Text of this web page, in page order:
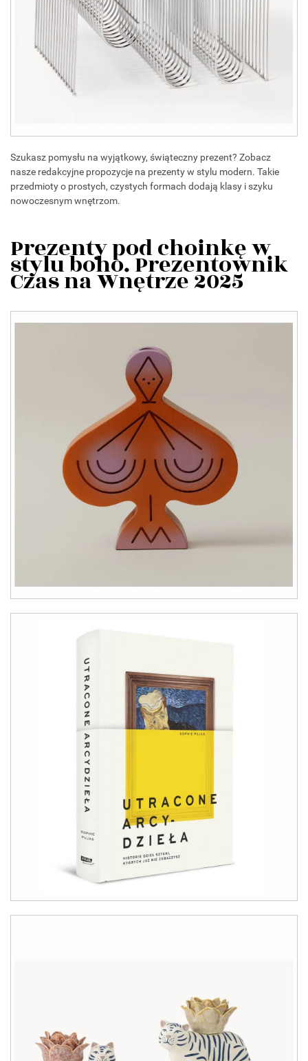
Szukasz pomysłu na wyjątkowy, świąteczny prezent? Zobacz
nasze redakcyjne propozycje na prezenty w stylu modern. Takie
przedmioty o prostych, czystych formach dodają klasy i szyku
nowoczesnym wnętrzom.
Prezenty pod choinkę w
stylu boho. Prezentownik
Czas na Wnętrze 2025